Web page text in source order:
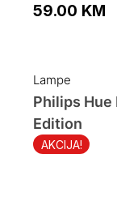
was:
89.00 KM.
59.00 KM
is:
59.00 KM.
Lampe
AKCIJA!
Philips Hue
Edition